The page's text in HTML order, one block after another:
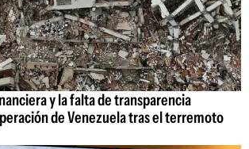
y la falta de transparencia
de Venezuela tras el terremoto